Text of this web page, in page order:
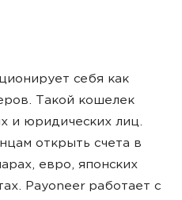
себя как
Такой кошелек
и юридических лиц.
открыть счета в
евро, японских
Payoneer работает с